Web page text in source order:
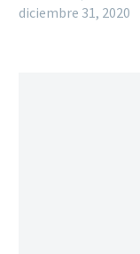
diciembre 31, 2020